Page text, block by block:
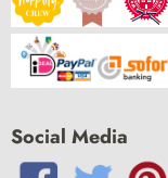
Social Media